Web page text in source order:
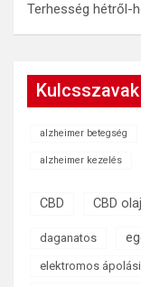
Terhesség hétről-
Kulcsszavak
alzheimer betegség
alzheimer kezelés
CBD CBD olaj
daganatos
elektromos